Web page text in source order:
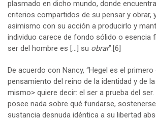
plasmado en dicho mundo, donde
criterios compartidos de su pensar y obrar,
asimismo con su acción a producirlo y
individuo carece de fondo sólido o esencia
ser del hombre es […] su obrar”.[6]
De acuerdo con Nancy, “Hegel es el primero
pensamiento del reino de la identidad y de
mismo> quiere decir: el ser a prueba del ser.
posee nada sobre qué fundarse,
sustancia desnuda idéntica a su libertad